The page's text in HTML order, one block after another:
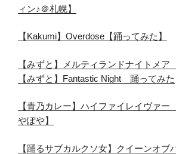
ィン♪＠札幌】
【Kakumi】Overdose【踊ってみた】
【みずと】メルティランドナイトメ
【みずと】Fantastic Night 踊ってみた
【青乃カレー】ハイファイレイヴァ
やぽや】
【踊るサブカルクソ女】クイーンオブ